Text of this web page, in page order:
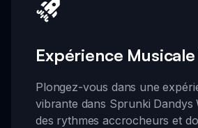
Expérience
Plongez-vous dans une
vibrante dans Sprunki Dandys
des rythmes accrocheurs et